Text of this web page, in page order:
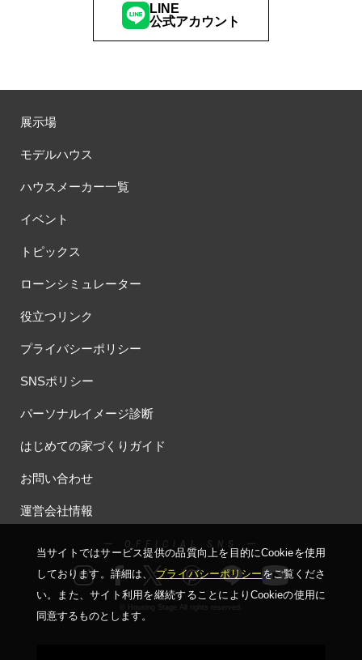
LINE
公式アカウント
展示場
モデルハウス
ハウスメーカー一覧
イベント
トピックス
ローンシミュレーター
役立つリンク
プライバシーポリシー
SNSポリシー
パーソナルイメージ診断
はじめての家づくりガイド
お問い合わせ
運営会社情報
ー OFFICIAL SNS ー
© Housing Stage All rights reserved.
当サイトではサービス提供の品質向上を⽬的にCookieを使⽤
しております。詳細は、プライバシーポリシーをご覧くださ
い。
また、サイト利⽤を継続することによりCookieの使⽤に
同意するものとします。